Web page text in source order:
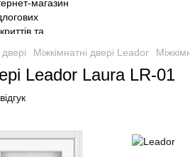
Міжкімнатні двері Leador
Leador Laura LR-01